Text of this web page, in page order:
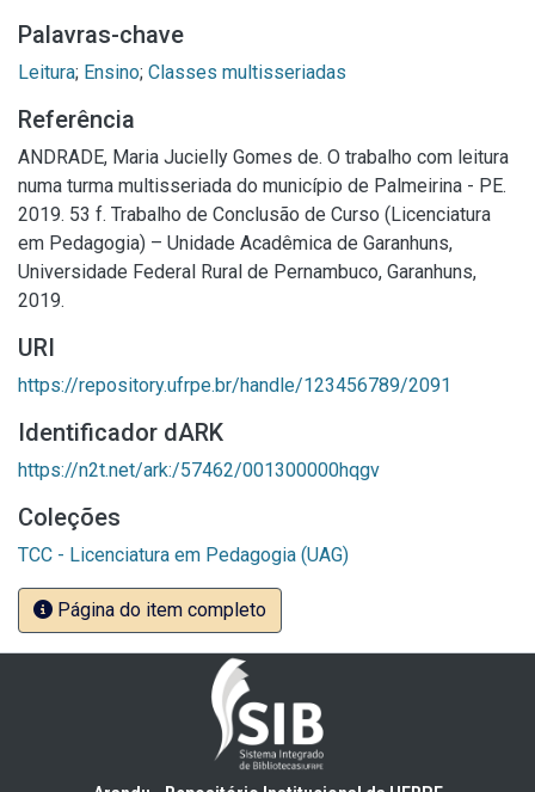
Palavras-chave
Leitura; Ensino; Classes multisseriadas
Referência
ANDRADE, Maria Jucielly Gomes de. O trabalho com leitura
numa turma multisseriada do município de Palmeirina - PE.
2019. 53 f. Trabalho de Conclusão de Curso (Licenciatura
em Pedagogia) – Unidade Acadêmica de Garanhuns,
Universidade Federal Rural de Pernambuco, Garanhuns,
2019.
URI
https://repository.ufrpe.br/handle/123456789/2091
Identificador dARK
https://n2t.net/ark:/57462/001300000hqgv
Coleções
TCC - Licenciatura em Pedagogia (UAG)
Página do item completo